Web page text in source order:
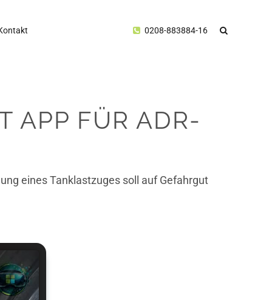
0208-883884-16
APP FÜR ADR-
eines Tanklastzuges soll auf Gefahrgut